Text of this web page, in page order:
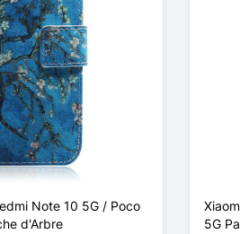
Note 10 5G / Poco
d'Arbre
5G